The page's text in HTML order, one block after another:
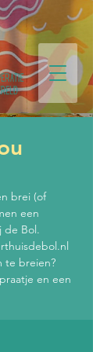
brei (of
een
de Bol.
te breien?
en een